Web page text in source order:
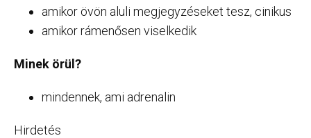
amikor övön aluli megjegyzéseket tesz, cinikus
amikor rámenősen viselkedik
Minek örül?
mindennek, ami adrenalin
Hirdetés